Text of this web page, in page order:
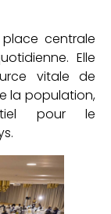
centrale
Elle
vitale de
la population,
pour le